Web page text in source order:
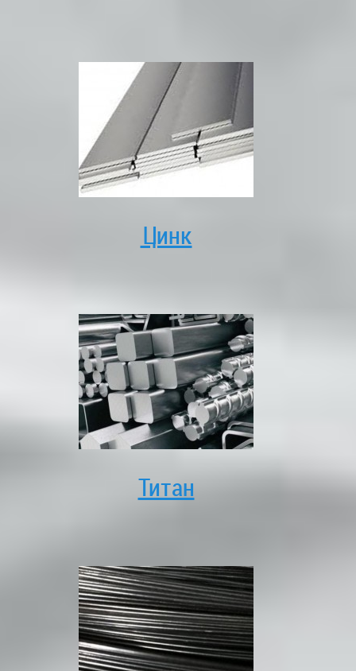
Цинк
Титан